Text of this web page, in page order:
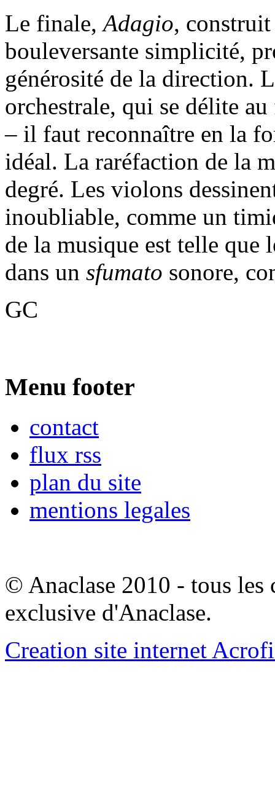
Le finale,Adagio,
bouleversante simplicité,
générosité de la direction.
orchestrale, qui se délite
– il faut reconnaître en la
idéal. La raréfaction de la
degré. Les violons
inoubliable, comme un
de la musique est telle que
dans un sfumato sonore,
GC
Menu footer
contact
flux rss
plan du site
mentions legales
© Anaclase 2010 - tous les
exclusive d'Anaclase.
Creation site internet